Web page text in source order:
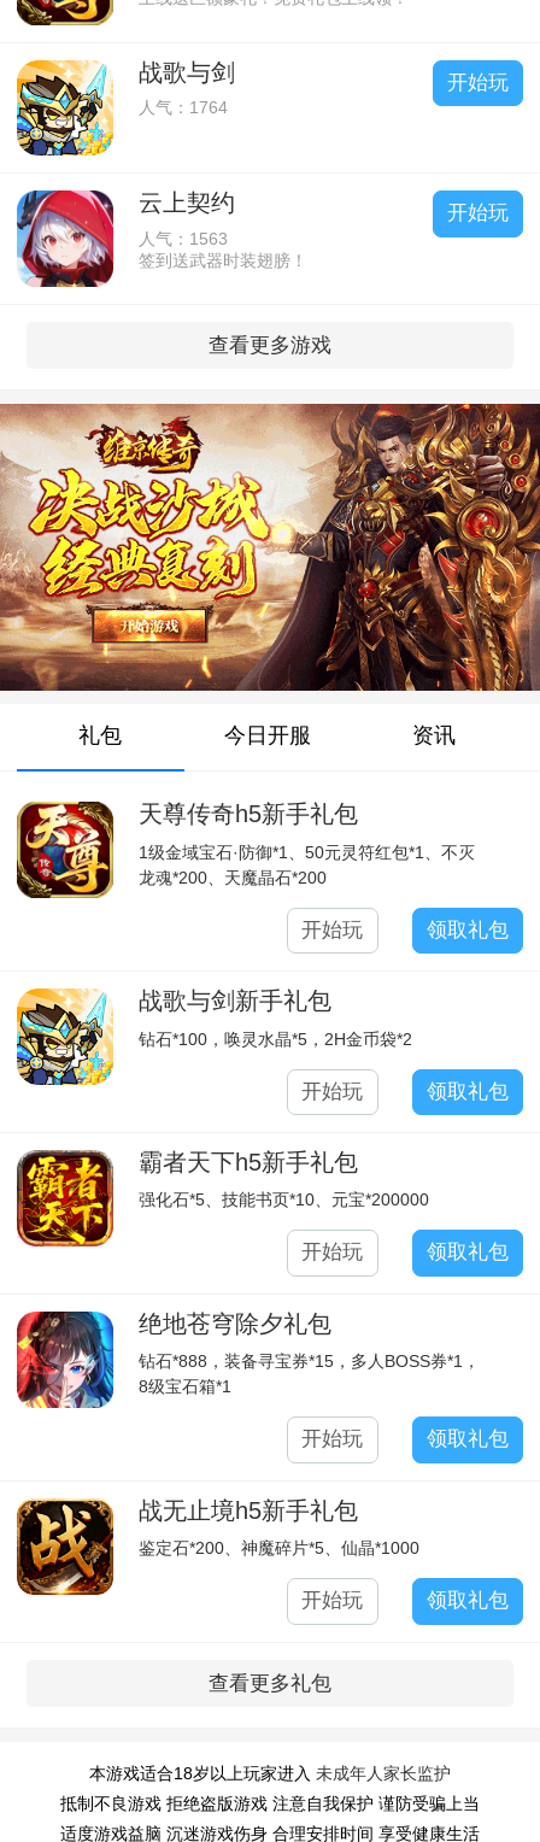
战歌与剑
人气：1764
开始玩
云上契约
人气：1563
签到送武器时装翅膀！
开始玩
查看更多游戏
礼包 今日开服 资讯
天尊传奇h5新手礼包
1级金域宝石·防御*1、50元灵符红包*1、不灭
龙魂*200、天魔晶石*200
开始玩 领取礼包
战歌与剑新手礼包
钻石*100，唤灵水晶*5，2H金币袋*2
开始玩 领取礼包
霸者天下h5新手礼包
强化石*5、技能书页*10、元宝*200000
开始玩 领取礼包
绝地苍穹除夕礼包
钻石*888，装备寻宝券*15，多人BOSS券*1，
8级宝石箱*1
开始玩 领取礼包
战无止境h5新手礼包
鉴定石*200、神魔碎片*5、仙晶*1000
开始玩 领取礼包
查看更多礼包
本游戏适合18岁以上玩家进入 未成年人家长监护
抵制不良游戏 拒绝盗版游戏 注意自我保护 谨防受骗上当
适度游戏益脑 沉迷游戏伤身 合理安排时间 享受健康生活